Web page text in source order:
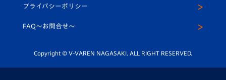
平和祈念活動
ホームタウン活動
スクール
公式LINE＠
プライバシーポリシー
FAQ〜お問合せ〜
Copyright © V-VAREN NAGASAKI. ALL RIGHT RESERVED.